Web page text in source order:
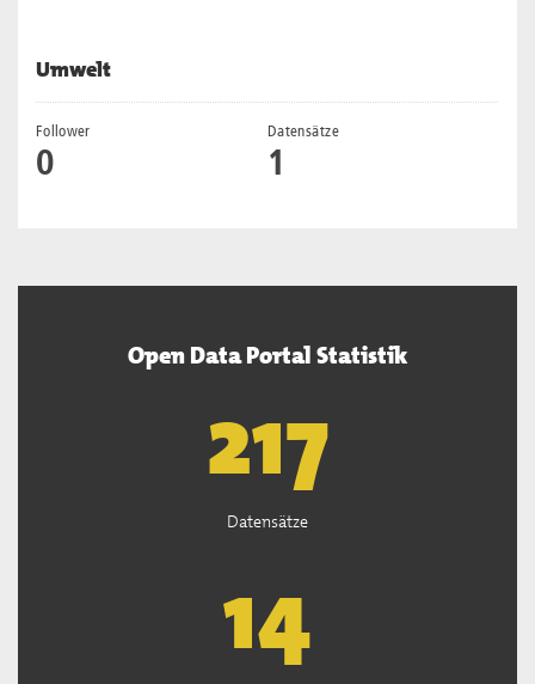
Umwelt
Follower
0
Datensätze
1
Open Data Portal Statistik
219
Datensätze
14